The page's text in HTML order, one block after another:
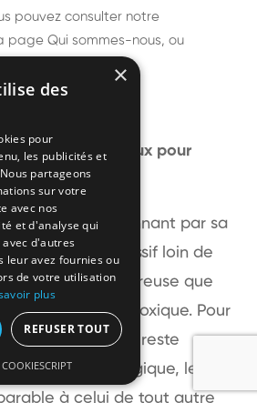
pouvez consulter notre
page Qui sommes-nous, ou
est-il dangereux pour
est impressionnant par sa
peu agressif loin de
est plus douloureuse que
sans être plus toxique. Pour
allergique, elle reste
personne allergique, le
à celui de tout autre
×
des
pour
les publicités et
partageons
sur votre
avec nos
et d'analyse qui
d'autres
leur avez fournies ou
de votre utilisation
plus
REFUSER TOUT